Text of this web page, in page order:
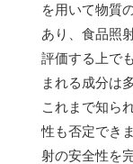
を用いて物質
あり、食品照
評価する上で
まれる成分は
これまで知ら
性も否定でき
射の安全性を